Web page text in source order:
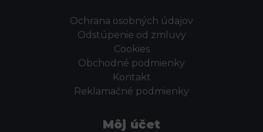
Ochrana osobných údajov
Odstúpenie od zmluvy
Cookies
Obchodné podmienky
Kontakt
Reklamačné podmienky
Môj účet